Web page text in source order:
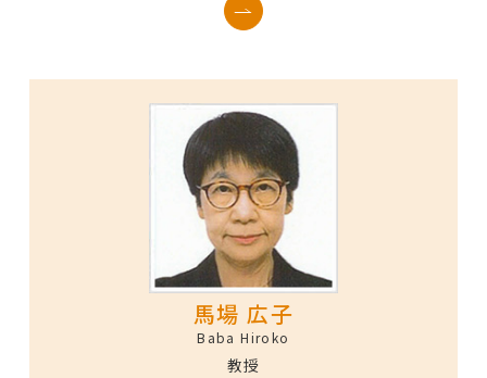
馬場 広子
Baba Hiroko
教授